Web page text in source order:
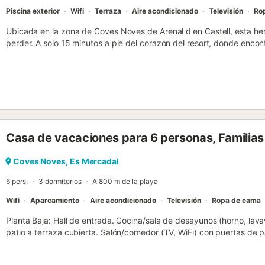
Piscina exterior Wifi Terraza Aire acondicionado Televisión
Ubicada en la zona de Coves Noves de Arenal d'en Castell, esta
perder. A solo 15 minutos a pie del corazón del resort, donde
cócteles. Las aguas cristalinas de la playa de Arenal están a un
bien vale la pena una visita en un día soleado. Si un día en la
Rachel está aquí para usted. Esta refrescante piscina de 4x6
menorquín. Rodeada por tres lados por un césped artificial, esta
cómodos asientos y puertas a un balcón terraza con más comedor
lavavajillas y microondas. ¿Por qué no preparar una paella
balcón mientras cae la noche. La planta baja de Villa Rachel consta
Casa de vacaciones para 6 personas,
Coves Noves, Es Mercadal
6 pers. 3 dormitorios A 800 m de la playa
Wifi Aparcamiento Aire acondicionado Televisión Ropa de cama
Planta Baja: Hall de entrada. Cocina/sala de desayunos (horno,
patio a terraza cubierta. Salón/comedor (TV, WiFi) con puertas de
doble con puertas de patio a terraza y cuarto de ducha en suite.